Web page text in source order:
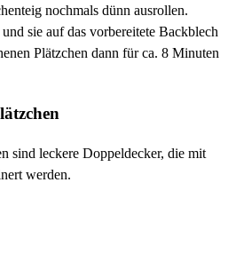
nochmals dünn ausrollen.
sie auf das vorbereitete Backblech
Plätzchen dann für ca. 8 Minuten
sind leckere Doppeldecker, die mit
werden.